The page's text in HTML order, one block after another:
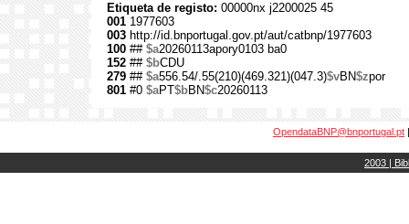
Etiqueta de registo: 00000nx j2200025 45
001 1977603
003 http://id.bnportugal.gov.pt/aut/catbnp/1977603
100 ## $a20260113apory0103 ba0
152 ## $bCDU
279 ## $a556.54/.55(210)(469.321)(047.3)$vBN$zpor
801 #0 $aPT$bBN$c20260113
OpendataBNP@bnportugal.pt
2003 |